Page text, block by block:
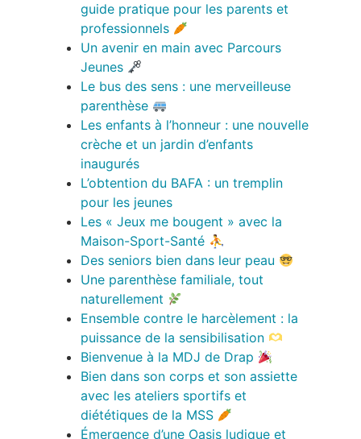
guide pratique pour les parents et
professionnels
Un avenir en main avec Parcours
Jeunes
Le bus des sens : une merveilleuse
parenthèse
Les enfants à l’honneur : une nouvelle
crèche et un jardin d’enfants
inaugurés
L’obtention du BAFA : un tremplin
pour les jeunes
Les « Jeux me bougent » avec la
Maison-Sport-Santé ⛹️
Des seniors bien dans leur peau
Une parenthèse familiale, tout
naturellement
Ensemble contre le harcèlement : la
puissance de la sensibilisation
Bienvenue à la MDJ de Drap
Bien dans son corps et son assiette
avec les ateliers sportifs et
diététiques de la MSS
Émergence d’une Oasis ludique et